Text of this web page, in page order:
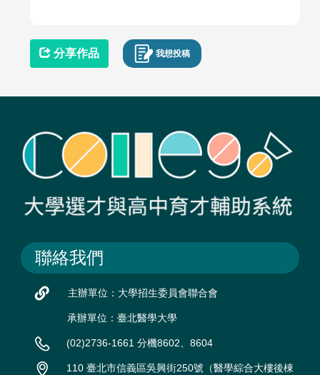
分享作品 我想投稿
聯絡我們
主辦單位：大學招生委員會聯合會
承辦單位：臺北醫學大學
(02)2736-1661 分機8602、8604
110 臺北市信義區吳興街250號（醫學綜合大樓後棟